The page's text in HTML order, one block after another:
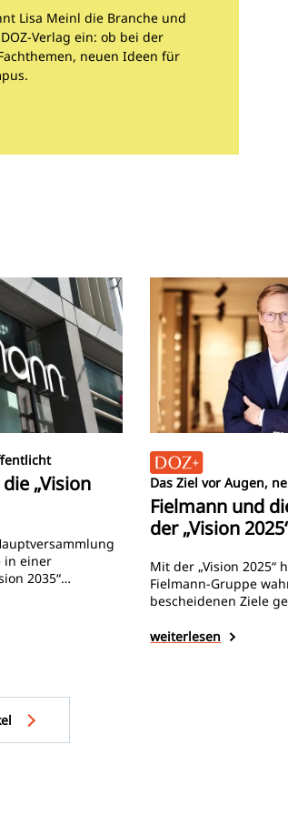
Lisa Meinl die Branche und
Verlag ein: ob bei der
neuen Ideen für
„Vision
in einer
2035“
fünf
weiterlesen
Das Ziel vor Augen,
Fielmann und
der „Vision
Mit der „Vision 2025“
Fielmann-Gruppe
bescheidenen Ziele
etwa durch Pandemie